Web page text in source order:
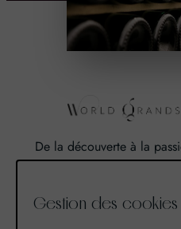
De la découverte à la
qu’un pas. Un pas que
là est né World Grands
Gestion des cookies